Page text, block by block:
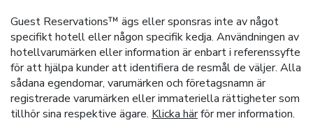
Guest Reservations™ ägs eller sponsras inte av något
specifikt hotell eller någon specifik kedja. Användningen av
hotellvarumärken eller information är enbart i referenssyfte
för att hjälpa kunder att identifiera de resmål de väljer. Alla
sådana egendomar, varumärken och företagsnamn är
registrerade varumärken eller immateriella rättigheter som
tillhör sina respektive ägare. Klicka härför mer information.